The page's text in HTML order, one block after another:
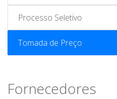
Processo Seletivo
Tomada de Preço
Fornecedores